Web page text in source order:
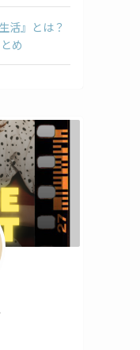
活』とは？
め